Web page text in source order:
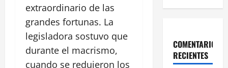
extraordinario de las
grandes fortunas. La
legisladora sostuvo que
durante el macrismo,
cuando se redujeron los
COMENTARIOS
RECIENTES